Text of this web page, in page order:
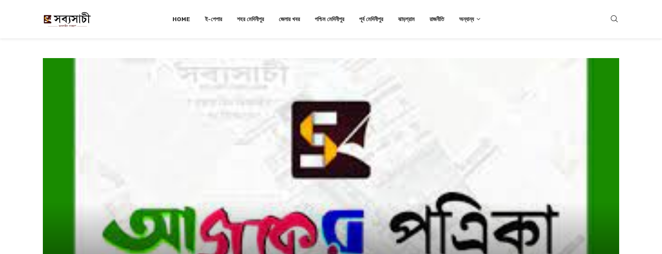
HOME ই-পেপার শহর মেদিনীপুর জেলার খবর পশ্চিম মেদিনীপুর পূর্ব মেদিনীপুর ঝাড়গ্রাম রাজনীতি অন্যান্য